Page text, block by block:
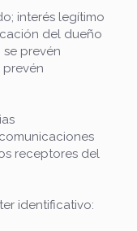
interés legítimo
del dueño
prevén
prevén
receptores del
identificativo: